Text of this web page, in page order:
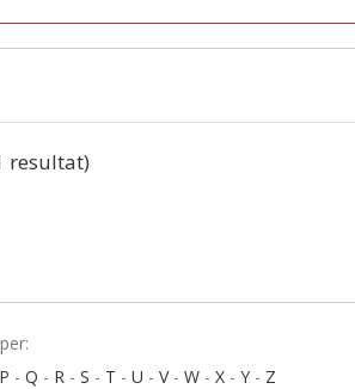
resultat)
P - Q - R - S - T - U - V- W - X - Y - Z